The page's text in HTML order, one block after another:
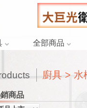
全部商品
廚具 > 水
商品